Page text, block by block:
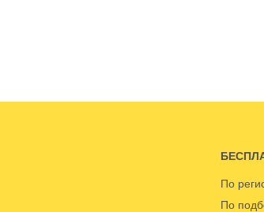
По
По